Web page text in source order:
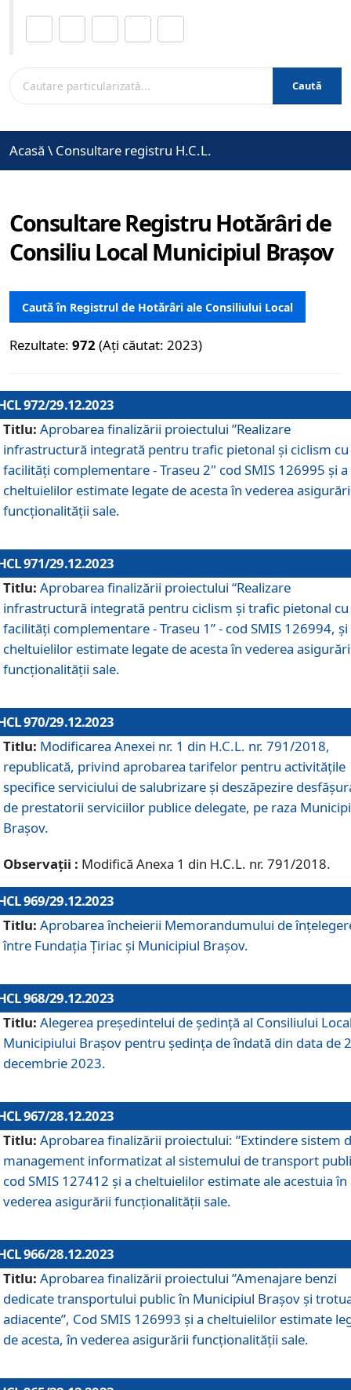
Caută
Acasă \ Consultare registru H.C.L.
Consultare Registru Hotărâri de
Consiliu Local Municipiul Brașov
Caută în Registrul de Hotărâri ale Consiliului Local
Rezultate: 972 (Ați căutat: 2023)
972/29.12.2023
Titlu: Aprobarea finalizării proiectului ”Realizare
infrastructură integrată pentru trafic pietonal și ciclism cu
facilități complementare - Traseu 2" cod SMIS 126995 și a
cheltuielilor estimate legate de acesta în vederea
funcționalității sale.
971/29.12.2023
Titlu: Aprobarea finalizării proiectului “Realizare
infrastructură integrată pentru ciclism şi trafic pietonal cu
facilităţi complementare - Traseu 1” - cod SMIS 126994, și
cheltuielilor estimate legate de acesta în vederea
funcționalității sale.
970/29.12.2023
Titlu: Modificarea Anexei nr. 1 din H.C.L. nr. 791/2018,
republicată, privind aprobarea tarifelor pentru activitățile
specifice serviciului de salubrizare și deszăpezire
de prestatorii serviciilor publice delegate, pe raza
Brașov.
Observații : Modifică Anexa 1 din H.C.L. nr. 791/2018.
969/29.12.2023
Titlu: Aprobarea încheierii Memorandumului de
între Fundația Țiriac și Municipiul Brașov.
968/29.12.2023
Titlu: Alegerea preşedintelui de şedinţă al Consiliului
Municipiului Braşov pentru ședința de îndată din data de
decembrie 2023.
967/28.12.2023
Titlu: Aprobarea finalizării proiectului: ”Extindere sistem
management informatizat al sistemului de transport
cod SMIS 127412 și a cheltuielilor estimate ale acestuia în
vederea asigurării funcționalității sale.
966/28.12.2023
Titlu: Aprobarea finalizării proiectului ”Amenajare benzi
dedicate transportului public în Municipiul Brașov şi
adiacente”, Cod SMIS 126993 și a cheltuielilor estimate
de acesta, în vederea asigurării funcționalității sale.